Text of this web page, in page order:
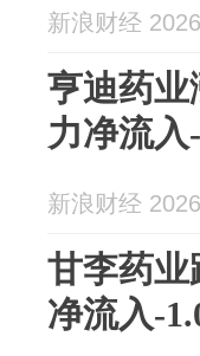
新浪财经
亨迪药业
力净流入
新浪财经
甘李药业
净流入-